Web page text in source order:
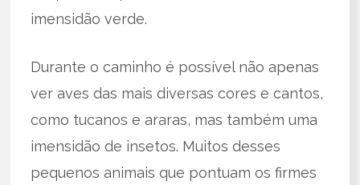
imensidão verde.
Durante o caminho é possível não apenas
ver aves das mais diversas cores e cantos,
como tucanos e araras, mas também uma
imensidão de insetos. Muitos desses
pequenos animais que pontuam os firmes